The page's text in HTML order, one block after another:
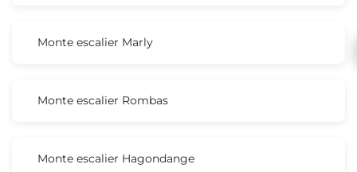
Monte escalier Marly
Monte escalier Rombas
Monte escalier Hagondange